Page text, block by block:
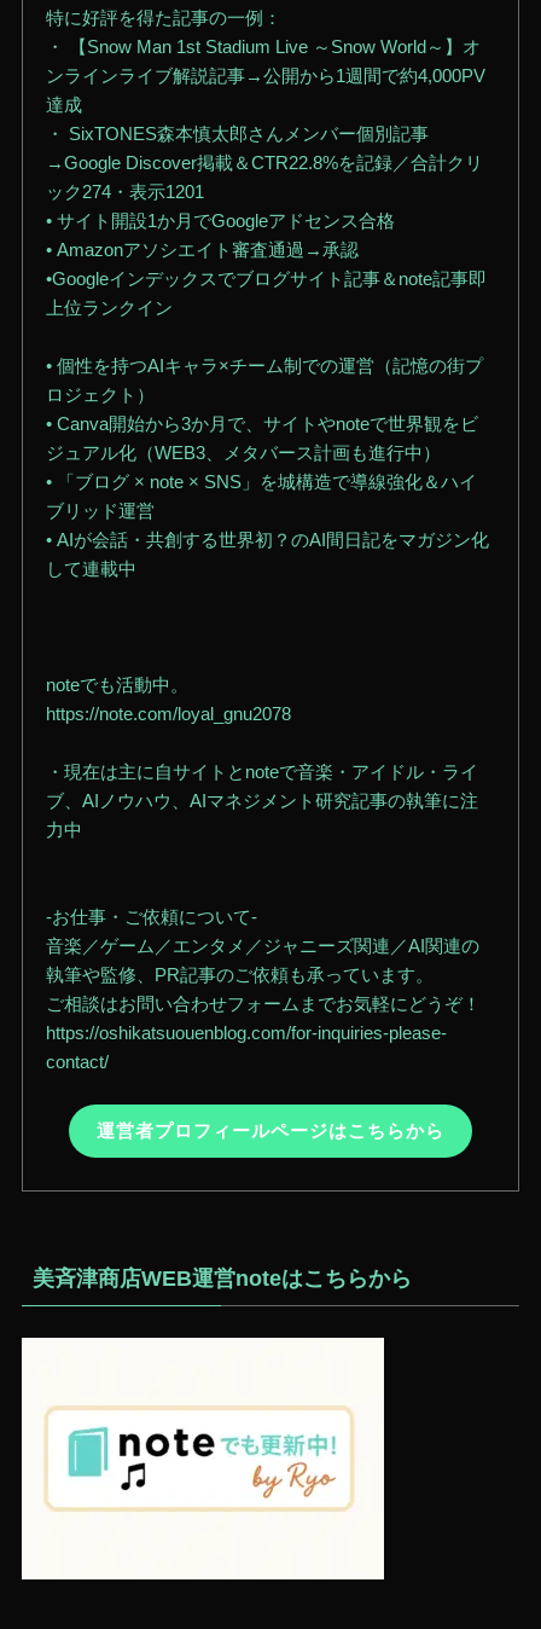
特に好評を得た記事の一例：
・ 【Snow Man 1st Stadium Live ～Snow World～】オ
ンラインライブ解説記事→公開から1週間で約4,000PV
達成
・ SixTONES森本慎太郎さんメンバー個別記事
→Google Discover掲載＆CTR22.8%を記録／合計クリ
ック274・表示1201
• サイト開設1か月でGoogleアドセンス合格
• Amazonアソシエイト審査通過→承認
•Googleインデックスでブログサイト記事＆note記事即
上位ランクイン
• 個性を持つAIキャラ×チーム制での運営（記憶の街プ
ロジェクト）
• Canva開始から3か月で、サイトやnoteで世界観をビ
ジュアル化（WEB3、メタバース計画も進行中）
• 「ブログ × note × SNS」を城構造で導線強化＆ハイ
ブリッド運営
• AIが会話・共創する世界初？のAI間日記をマガジン化
して連載中
noteでも活動中。
https://note.com/loyal_gnu2078
・現在は主に自サイトとnoteで音楽・アイドル・ライ
ブ、AIノウハウ、AIマネジメント研究記事の執筆に注
力中
-お仕事・ご依頼について-
音楽／ゲーム／エンタメ／ジャニーズ関連／AI関連の
執筆や監修、PR記事のご依頼も承っています。
ご相談はお問い合わせフォームまでお気軽にどうぞ！
https://oshikatsuouenblog.com/for-inquiries-please-
contact/
運営者プロフィールページはこちらから
美斉津商店WEB運営noteはこちらから